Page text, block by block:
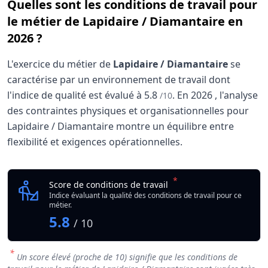
Quelles sont les conditions de travail pour
le métier de Lapidaire / Diamantaire en
2026 ?
L'exercice du métier de Lapidaire / Diamantairese
caractérise par un environnement de travail dont
l'indice de qualité est évalué à 5.8 /10. En 2026 , l'analyse
des contraintes physiques et organisationnelles pour
Lapidaire / Diamantaire montre un équilibre entre
flexibilité et exigences opérationnelles.
Analyse des conditions de travail : Lapidaire /
Indicateur
Qualité globale de l'environnement Lapidaire /
Score de conditions de travail *
Indice évaluant la qualité des conditions de travail pour ce
métier.
5.8 / 10
* Un score élevé (proche de 10) signifie que les conditions de